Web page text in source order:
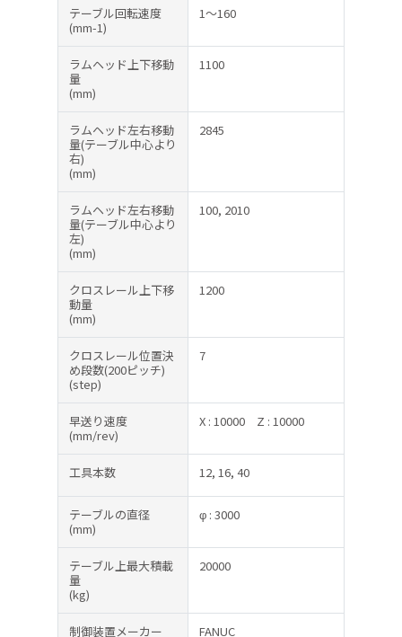
テーブル回転速度
(mm-1)
1～160
ラムヘッド上下移動
量
(mm)
1100
ラムヘッド左右移動
量(テーブル中心より
右)
(mm)
2845
ラムヘッド左右移動
量(テーブル中心より
左)
(mm)
100, 2010
クロスレール上下移
動量
(mm)
1200
クロスレール位置決
め段数(200ピッチ)
(step)
7
早送り速度
(mm/rev)
X : 10000 Z : 10000
工具本数 12, 16, 40
テーブルの直径
(mm)
φ : 3000
テーブル上最大積載
量
(kg)
20000
制御装置メーカー FANUC